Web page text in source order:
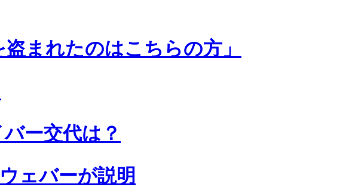
まれたのはこちらの方」
ー交代は？
ェバーが説明